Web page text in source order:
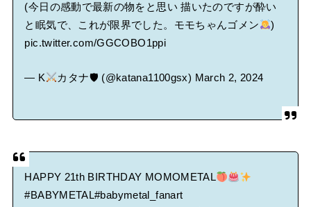
(今日の感動で最新の物をと思い 描いたのですが酔い
と眠気で、これが限界でした。モモちゃんゴメン
)
pic.twitter.com/GGCOBO1ppi
— K カタナ🛡 (@katana1100gsx) March 2, 2024
HAPPY 21th BIRTHDAY MOMOMETAL
#BABYMETAL#babymetal_fanart